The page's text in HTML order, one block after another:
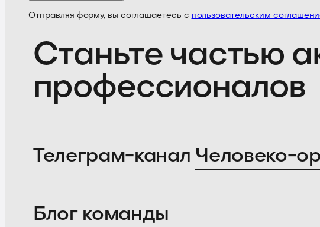
Отправляя форму, вы соглашаетесь с пользовательским
Станьте частью
профессионалов
Телеграм-канал Человеко-
Блог команды